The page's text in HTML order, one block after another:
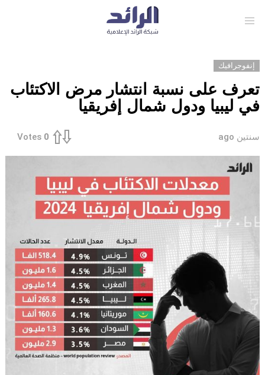
إنفوجرافيك
تعرف على نسبة انتشار مرض الاكتئاب
في ليبيا ودول شمال إفريقيا
سنتين ago 0
Votes